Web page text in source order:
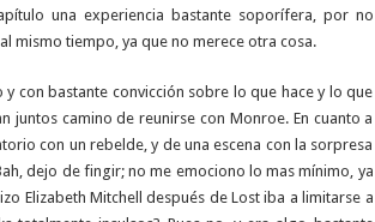
una experiencia bastante soporífera, por no
mismo tiempo, ya que no merece otra cosa.
con bastante convicción sobre lo que hace y lo que
juntos camino de reunirse con Monroe. En cuanto a
con un rebelde, y de una escena con la sorpresa
dejo de fingir; no me emociono lo mas mínimo, ya
Elizabeth Mitchell después de Lost iba a limitarse a